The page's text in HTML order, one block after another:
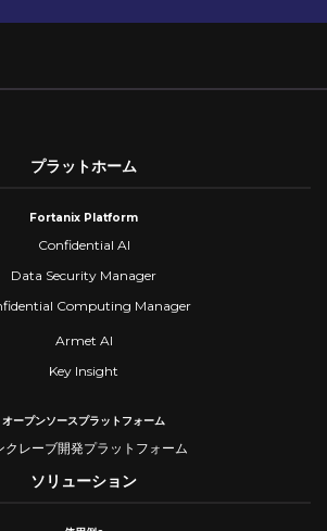
プラットホーム
Fortanix Platform
Confidential AI
Data Security Manager
Computing Manager
Armet AI
Key Insight
オープンソースプラットフォーム
クレーブ開発プラットフォーム
ソリューション